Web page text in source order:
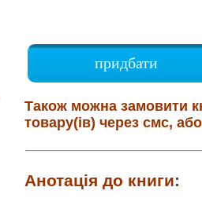
придбати
Також можна замовити
товару(ів) через смс,
Анотація до книги: